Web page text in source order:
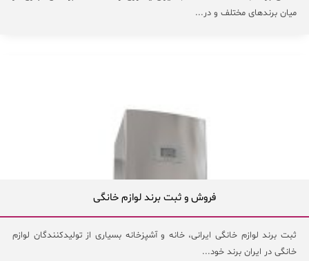
میان برندهای مختلف و در...
فروش و ثبت برند لوازم خانگی
ثبت برند لوازم خانگی ایرانی، خانه و آشپزخانه بسیاری از تولیدکنندگان لوازم
خانگی در ایران برند خود...